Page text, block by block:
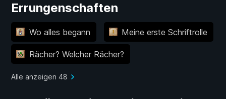
Errungenschaften
Wo alles begann Meine erste Schriftrolle
Rächer? Welcher Rächer?
Alle anzeigen 48